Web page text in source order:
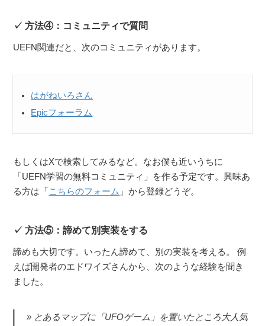
方法④：コミュニティで質問
UEFN関連だと、次のコミュニティがあります。
はがねいろさん
Epicフォーラム
もしくはXで検索してみるなど。なお僕も近いうちに
「UEFN学習の無料コミュニティ」を作る予定です。興味あ
る方は「 こちらのフォーム 」から登録どうぞ。
方法⑤：諦めて別実装をする
諦めも大切です。いったん諦めて、別の実装を考える。 例
えば開発者のエドワイズさんから、次のような経験を聞き
ました。
とあるマップに「UFOゲーム」を置いたところ大人気